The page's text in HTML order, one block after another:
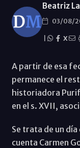
Beatriz
03/08/
X
A partir de esa
permanece el
historiadora
en el s. XVII,
Se trata de un
cuenta Carmen